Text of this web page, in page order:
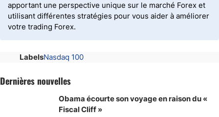
apportant une perspective unique sur le marché Forex et
utilisant différentes stratégies pour vous aider à améliorer
votre trading Forex.
LabelsNasdaq 100
Dernières nouvelles
Obama écourte son voyage en raison du «
Fiscal Cliff »